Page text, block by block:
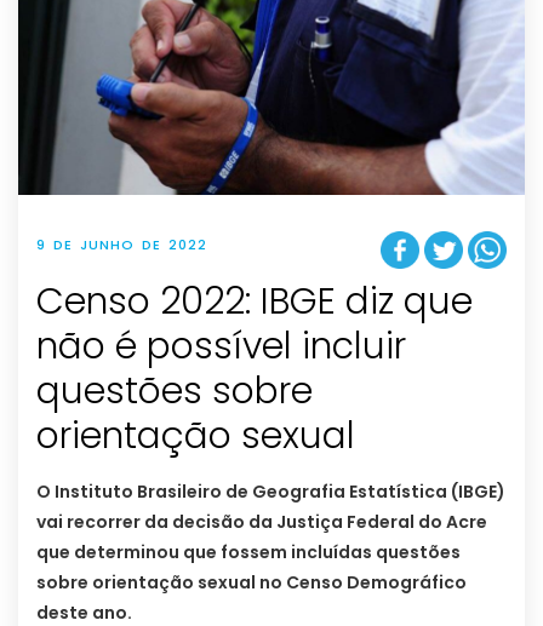
9 DE JUNHO DE 2022
Censo 2022: IBGE diz que
não é possível incluir
questões sobre
orientação sexual
O Instituto Brasileiro de Geografia Estatística (IBGE)
vai recorrer da decisão da Justiça Federal do Acre
que determinou que fossem incluídas questões
sobre orientação sexual no Censo Demográfico
deste ano.